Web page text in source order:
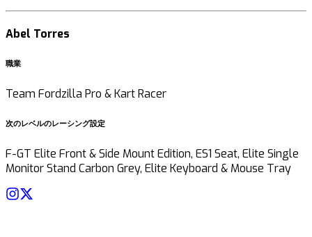
Abel Torres
職業
Team Fordzilla Pro & Kart Racer
次のレベルのレーシング設定
F-GT Elite Front & Side Mount Edition, ES1 Seat, Elite Single
Monitor Stand Carbon Grey, Elite Keyboard & Mouse Tray